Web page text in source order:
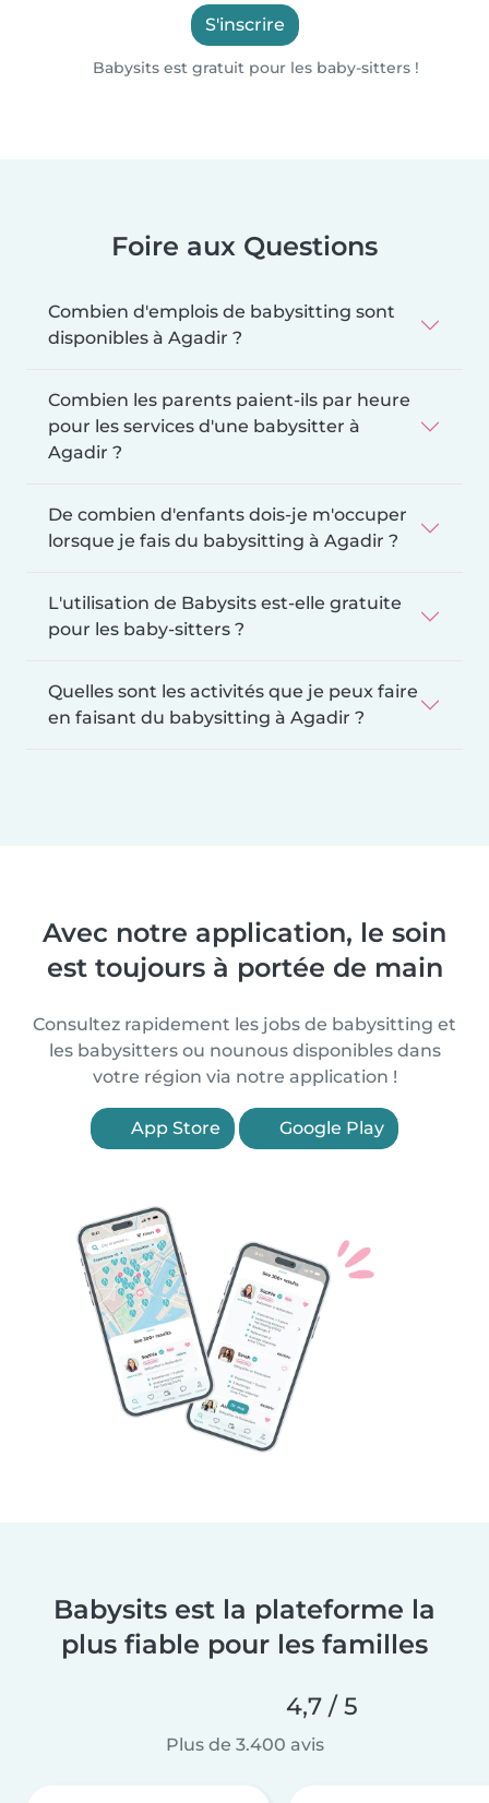
S'inscrire
Babysits est gratuit pour les baby-sitters !
Foire aux Questions
Combien d'emplois de babysitting sont
disponibles à Agadir ?
Combien les parents paient-ils par heure
pour les services d'une babysitter à
Agadir ?
De combien d'enfants dois-je m'occuper
lorsque je fais du babysitting à Agadir ?
L'utilisation de Babysits est-elle gratuite
pour les baby-sitters ?
Quelles sont les activités que je peux faire
en faisant du babysitting à Agadir ?
Avec notre application, le soin
est toujours à portée de main
Consultez rapidement les jobs de babysitting et
les babysitters ou nounous disponibles dans
votre région via notre application !
App Store Google Play
Babysits est la plateforme la
plus fiable pour les familles
4,7 / 5
Plus de 3.400 avis